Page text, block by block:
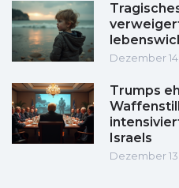
Dezember
Trumps
Israels
Dezember